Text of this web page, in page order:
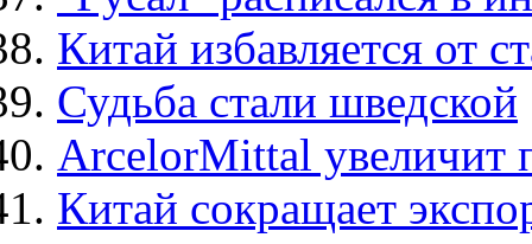
Китай избавляется от
Судьба стали шведской
ArcelorMittal увеличит
Китай сокращает